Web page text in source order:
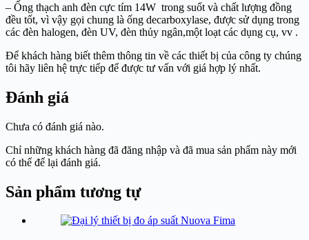
– Ống thạch anh đèn cực tím 14W trong suốt và chất lượng đồng
đều tốt, vì vậy gọi chung là ống decarboxylase, được sử dụng trong
các đèn halogen, đèn UV, đèn thủy ngân,một loạt các dụng cụ, vv .
Để khách hàng biết thêm thông tin về các thiết bị của công ty chúng
tôi hãy liên hệ trực tiếp để được tư vấn với giá hợp lý nhất.
Đánh giá
Chưa có đánh giá nào.
Chỉ những khách hàng đã đăng nhập và đã mua sản phẩm này mới
có thể để lại đánh giá.
Sản phẩm tương tự